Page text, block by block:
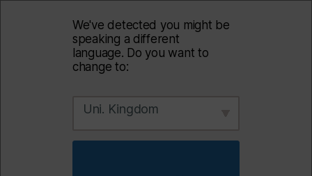
We've detected you might be
speaking a different
language. Do you want to
change to:
Uni. Kingdom